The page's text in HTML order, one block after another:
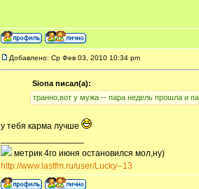
Добавлено: Ср Фев 03, 2010 10:34 pm
Siona писал(а):
транно,вот у мужа -- пара недель прошла и
у тебя карма лучше
метрик 4го июня остановился мол,ну)
http://www.lastfm.ru/user/Lucky--13